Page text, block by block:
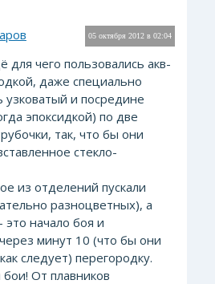
05 октября 2012 в 02:04
для чего пользовались акв-
даже специально
узковатый и посредине
эпоксидкой) по две
так, что бы они
стекло-
из отделений пускали
разноцветных), а
это начало боя и
минут 10 (что бы они
следует) перегородку.
От плавников